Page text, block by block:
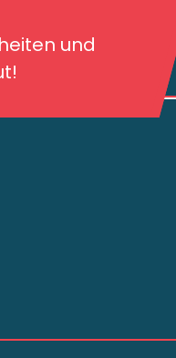
und
und deren